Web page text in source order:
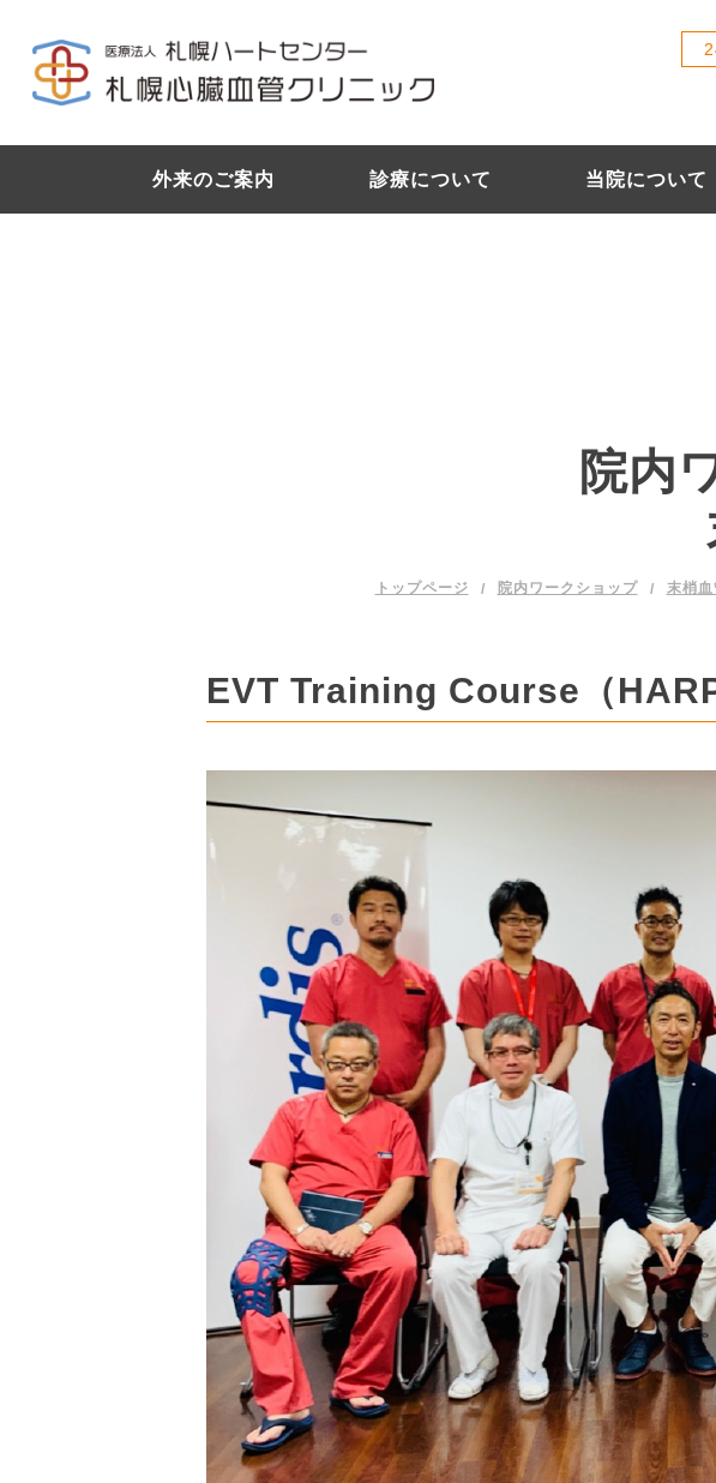
外来のご案内 診療について 当院について
院内
トップページ 院内ワークショップ 末梢血
EVT Training Course（